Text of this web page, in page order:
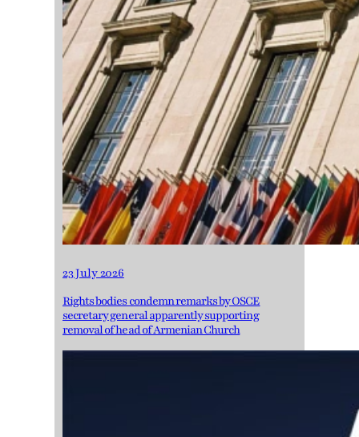
23 July 2026
Rights bodies condemn remarks by OSCE
secretary general apparently supporting
removal of head of Armenian Church